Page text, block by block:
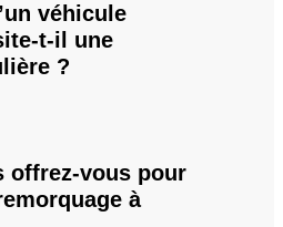
véhicule
t-il une
?
offrez-vous pour
à